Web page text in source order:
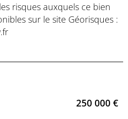
risques auxquels ce bien
sur le site Géorisques :
250 000 €